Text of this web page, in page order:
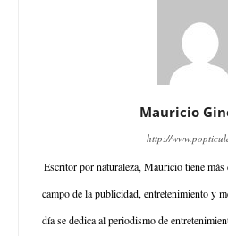
Mauricio
http://
Escritor por naturaleza, Mauricio tiene más
campo de la publicidad, entretenimiento y
día se dedica al periodismo de